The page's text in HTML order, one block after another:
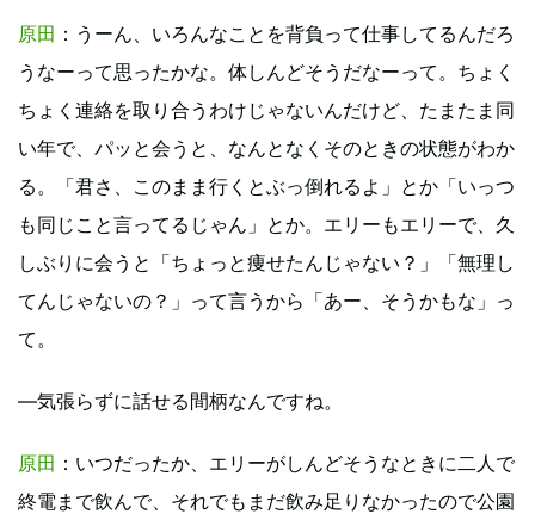
原田 ：うーん、いろんなことを背負って仕事してるんだろ
うなーって思ったかな。体しんどそうだなーって。ちょく
ちょく連絡を取り合うわけじゃないんだけど、たまたま同
い年で、パッと会うと、なんとなくそのときの状態がわか
る。「君さ、このまま行くとぶっ倒れるよ」とか「いっつ
も同じこと言ってるじゃん」とか。エリーもエリーで、久
しぶりに会うと「ちょっと痩せたんじゃない？」「無理し
てんじゃないの？」って言うから「あー、そうかもな」っ
て。
―気張らずに話せる間柄なんですね。
原田 ：いつだったか、エリーがしんどそうなときに二人で
終電まで飲んで、それでもまだ飲み足りなかったので公園